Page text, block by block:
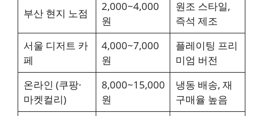
부산 현지 노점
2,000~4,000
원
원조 스타일,
즉석 제조
서울 디저트 카
페
4,000~7,000
원
플레이팅 프리
미엄 버전
온라인 (쿠팡·
마켓컬리)
8,000~15,000
원
냉동 배송, 재
구매율 높음